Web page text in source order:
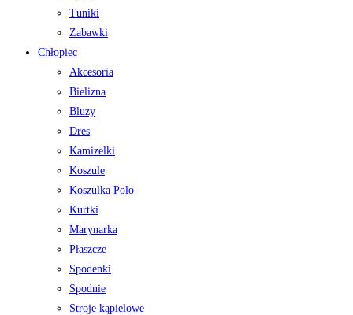
Tuniki
Zabawki
Chłopiec
Akcesoria
Bielizna
Bluzy
Dres
Kamizelki
Koszule
Koszulka Polo
Kurtki
Marynarka
Płaszcze
Spodenki
Spodnie
Stroje kąpielowe